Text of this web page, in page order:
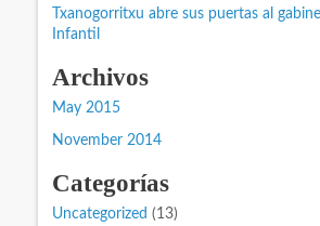
Txanogorritxu abre sus puertas al
Infantil
Archivos
May 2015
November 2014
Categorías
Uncategorized (13)